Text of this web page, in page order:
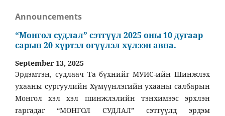
Announcements
“Монгол судлал” сэтгүүл 2025 оны 10 дугаар
сарын 20 хүртэл өгүүлэл хүлээн авна.
September 13, 2025
Эрдэмтэн, судлаач Та бүхнийг МУИС-ийн Шинжлэх
ухааны сургуулийн Хүмүүнлэгийн ухааны салбарын
Монгол хэл хэл шинжлэлийн тэнхимээс эрхлэн
гаргадаг “МОНГОЛ СУДЛАЛ” сэтгүүлд эрдэм